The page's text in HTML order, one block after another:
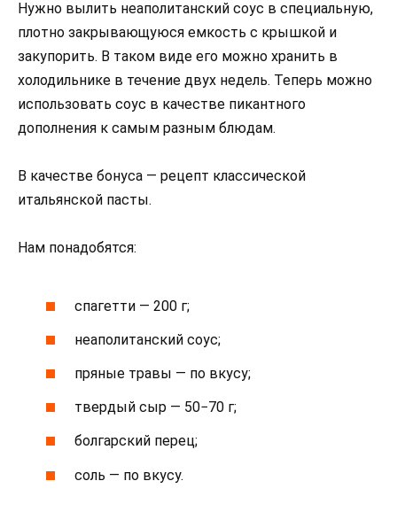
Нужно вылить неаполитанский соус в специальную,
плотно закрывающуюся емкость с крышкой и
закупорить. В таком виде его можно хранить в
холодильнике в течение двух недель. Теперь можно
использовать соус в качестве пикантного
дополнения к самым разным блюдам.
В качестве бонуса — рецепт классической
итальянской пасты.
Нам понадобятся:
спагетти — 200 г;
неаполитанский соус;
пряные травы — по вкусу;
твердый сыр — 50−70 г;
болгарский перец;
соль — по вкусу.